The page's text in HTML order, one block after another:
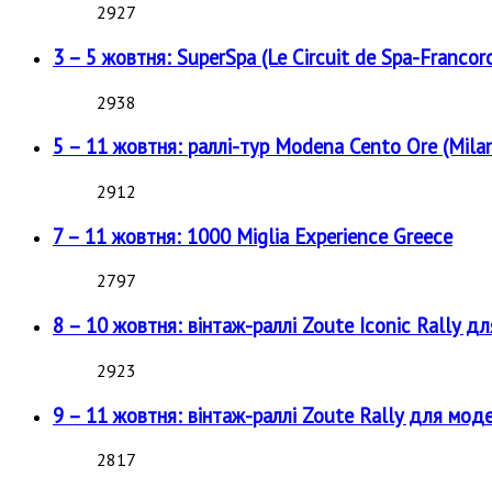
2927
3 – 5 жовтня: SuperSpa (Le Circuit de Spa-
2938
5 – 11 жовтня: раллі-тур Modena Cento Ore
2912
7 – 11 жовтня: 1000 Miglia Experience Greece
2797
8 – 10 жовтня: вінтаж-раллі Zoute Iconic Rally
2923
9 – 11 жовтня: вінтаж-раллі Zoute Rally для
2817